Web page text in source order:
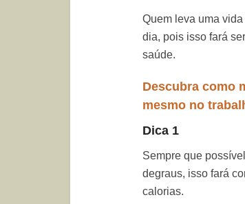
Quem leva uma
dia, pois isso fará
saúde.
Descubra como
mesmo no
Dica 1
Sempre que
degraus, isso fará
calorias.